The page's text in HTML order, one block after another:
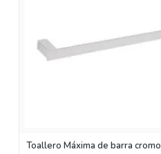
Toallero Máxima de barra cromo